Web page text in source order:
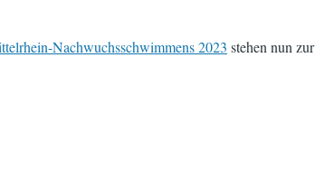
Nachwuchsschwimmens 2023 stehen nun